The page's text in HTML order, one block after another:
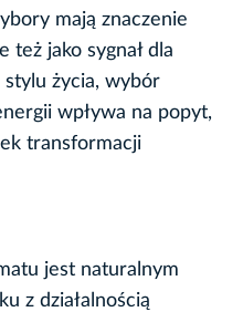
mają znaczenie
też jako sygnał dla
życia, wybór
wpływa na popyt,
transformacji
jest naturalnym
z działalnością